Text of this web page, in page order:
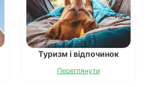
Туризм і відпочинок
Переглянути